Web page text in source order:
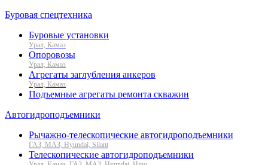
Буровая спецтехника
Буровые установки
Урал, Камаз
Опоровозы
Урал, Камаз
Агрегаты заглубления анкеров
Урал, Камаз
Подъемные агрегаты ремонта скважин
Автогидроподъемники
Рычажно-телескопические автогидроподъемники
ГАЗ, МАЗ, Hyundai, Silant
Телескопические автогидроподъемники